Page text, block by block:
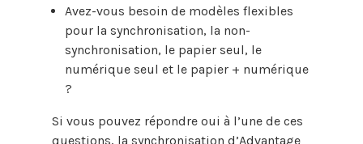
Avez-vous besoin de modèles flexibles
pour la synchronisation, la non-
synchronisation, le papier seul, le
numérique seul et le papier + numérique
?
Si vous pouvez répondre oui à l’une de ces
questions, la synchronisation d’Advantage